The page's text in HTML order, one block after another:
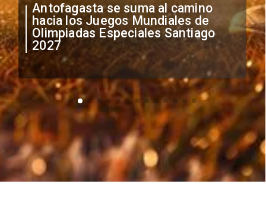
"Falta de profesionalismo": Sifup
anuncia medidas por situación
irregular de futbolistas
extranjeros